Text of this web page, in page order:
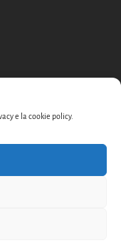
e la cookie policy.